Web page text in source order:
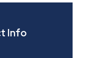
Info